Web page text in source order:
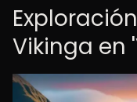
Vikinga en